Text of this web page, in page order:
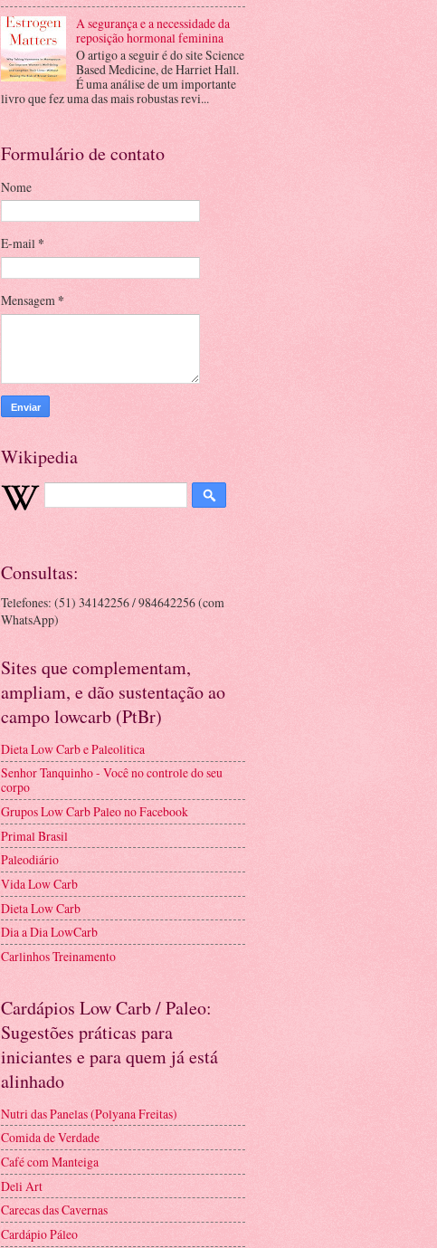
A segurança e a necessidade da
reposição hormonal feminina
O artigo a seguir é do site Science
Based Medicine, de Harriet Hall.
É uma análise de um importante
livro que fez uma das mais robustas revi...
Formulário de contato
Nome
E-mail *
Mensagem *
Wikipedia
Consultas:
Telefones: (51) 34142256 / 984642256 (com
WhatsApp)
Sites que complementam,
ampliam, e dão sustentação ao
campo lowcarb (PtBr)
Dieta Low Carb e Paleolitica
Senhor Tanquinho - Você no controle do seu
corpo
Grupos Low Carb Paleo no Facebook
Primal Brasil
Paleodiário
Vida Low Carb
Dieta Low Carb
Dia a Dia LowCarb
Carlinhos Treinamento
Cardápios Low Carb / Paleo:
Sugestões práticas para
iniciantes e para quem já está
alinhado
Nutri das Panelas (Polyana Freitas)
Comida de Verdade
Café com Manteiga
Deli Art
Carecas das Cavernas
Cardápio Páleo